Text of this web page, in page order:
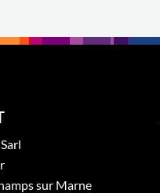
sur Marne